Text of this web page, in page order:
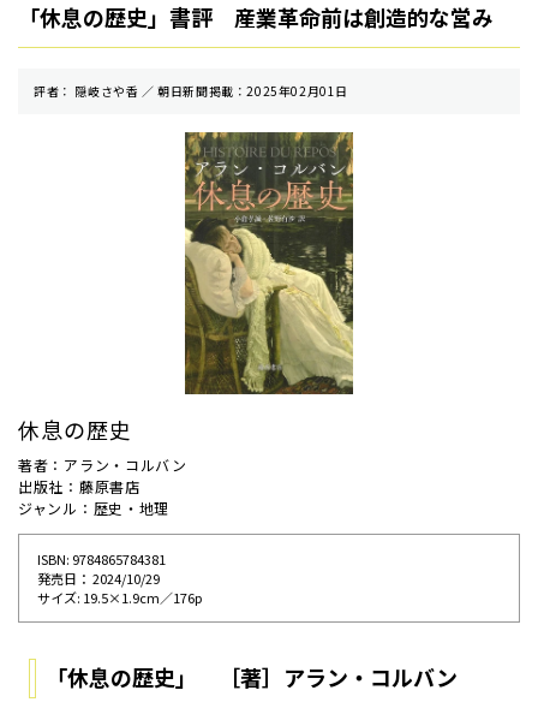
「休息の歴史」書評 産業革命前は創造的な営み
評者： 隠岐さや香 ／ 朝⽇新聞掲載：2025年02月01日
休息の歴史
著者：アラン・コルバン
出版社：藤原書店
ジャンル：歴史・地理
ISBN: 9784865784381
発売⽇： 2024/10/29
サイズ: 19.5×1.9cm／176p
「休息の歴史」 ［著］アラン・コルバン